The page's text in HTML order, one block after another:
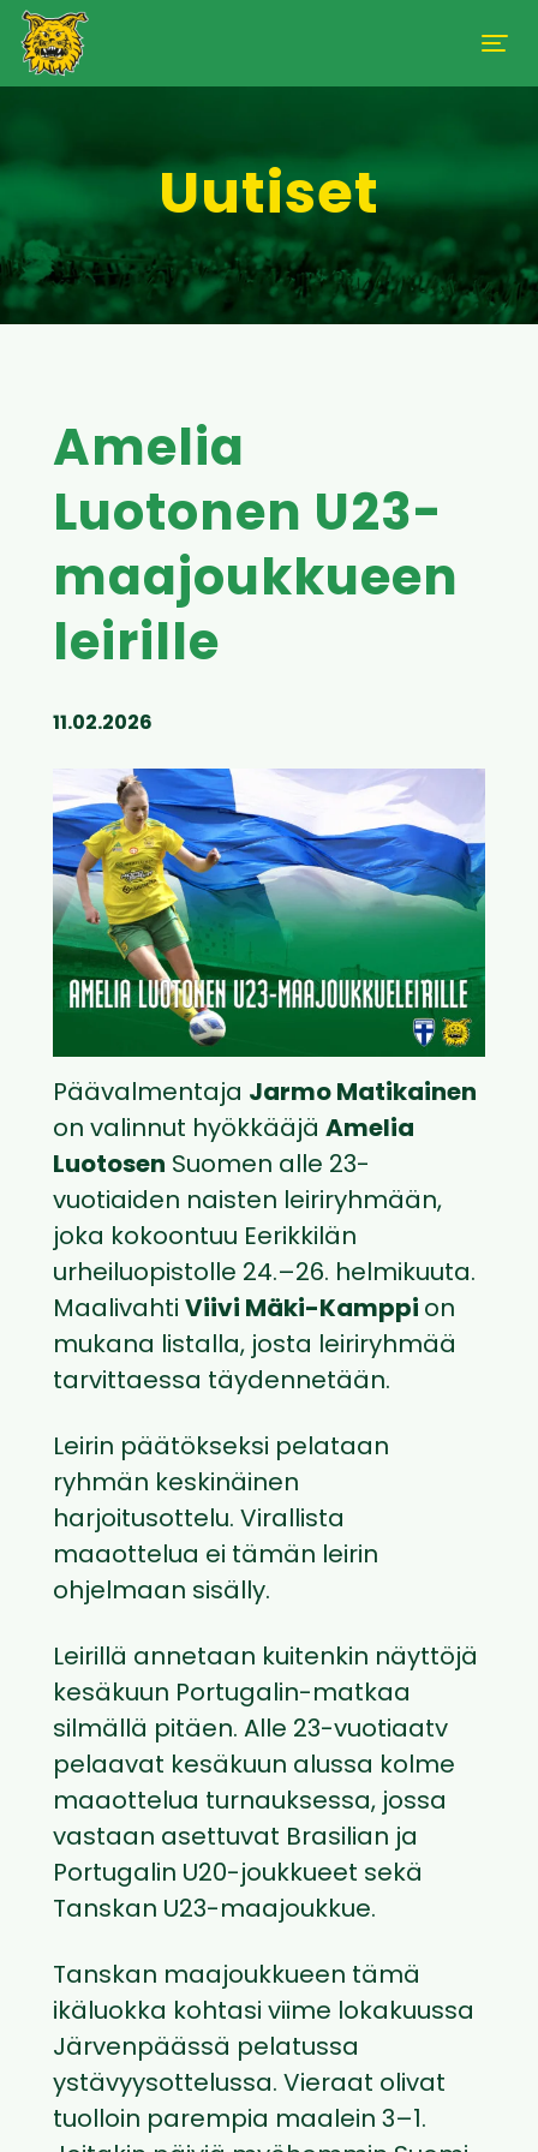
Uutiset
Amelia
Luotonen U23-
maajoukkueen
leirille
11.02.2026
Päävalmentaja Jarmo Matikainen
on valinnut hyökkääjä Amelia
Luotosen Suomen alle 23-
vuotiaiden naisten leiriryhmään,
joka kokoontuu Eerikkilän
urheiluopistolle 24.–26. helmikuuta.
Maalivahti Viivi Mäki-Kamppi on
mukana listalla, josta leiriryhmää
tarvittaessa täydennetään.
Leirin päätökseksi pelataan
ryhmän keskinäinen
harjoitusottelu. Virallista
maaottelua ei tämän leirin
ohjelmaan sisälly.
Leirillä annetaan kuitenkin näyttöjä
kesäkuun Portugalin-matkaa
silmällä pitäen. Alle 23-vuotiaatv
pelaavat kesäkuun alussa kolme
maaottelua turnauksessa, jossa
vastaan asettuvat Brasilian ja
Portugalin U20-joukkueet sekä
Tanskan U23-maajoukkue.
Tanskan maajoukkueen tämä
ikäluokka kohtasi viime lokakuussa
Järvenpäässä pelatussa
ystävyysottelussa. Vieraat olivat
tuolloin parempia maalein 3–1.